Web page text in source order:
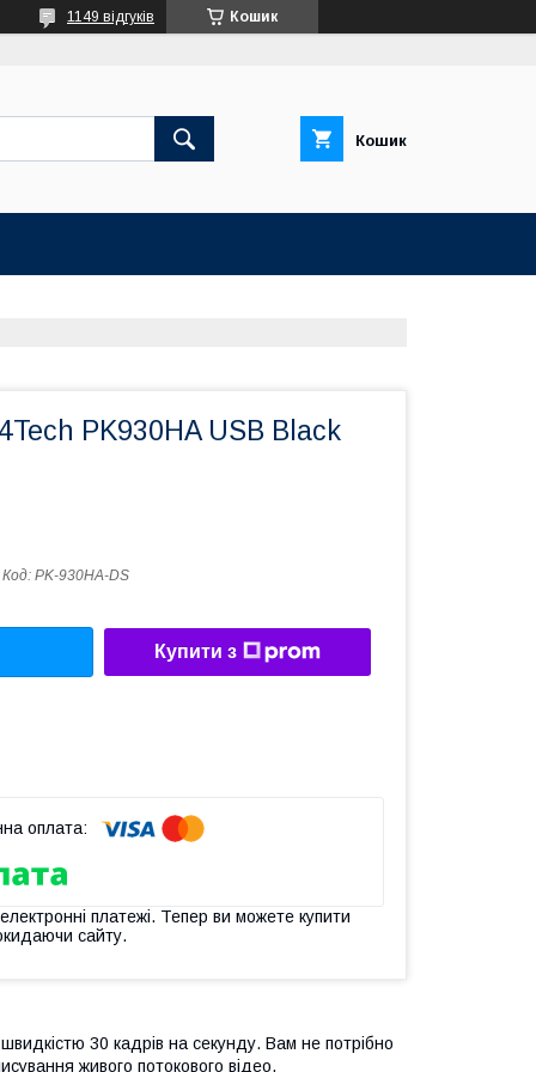
Кошик
1149 відгуків
Кошик
PK930HA USB Black
Код: PK-930HA-DS
Купити з
платежі. Тепер ви можете купити
сайту.
швидкістю 30 кадрів на секунду. Вам не потрібно
живого потокового відео.